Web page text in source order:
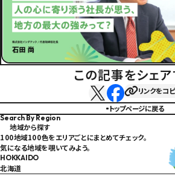
この記事をシェア
XでシェアするFacebookでシェア
リンクをコ
トップページに戻る
Search By Region
地域から探す
100地域100色をエリアごとにまとめてチェック。
気になる地域を覗いてみよう。
HOKKAIDO
北海道